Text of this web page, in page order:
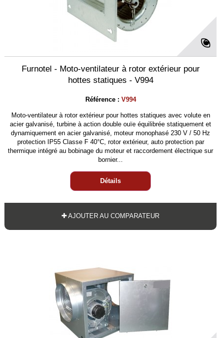
Furnotel - Moto-ventilateur à rotor extérieur pour
hottes statiques - V994
Référence : V994
Moto-ventilateur à rotor extérieur pour hottes statiques avec volute en
acier galvanisé, turbine à action double ouïe équilibrée statiquement et
dynamiquement en acier galvanisé, moteur monophasé 230 V / 50 Hz
protection IP55 Classe F 40°C, rotor extérieur, auto protection par
thermique intégré au bobinage du moteur et raccordement électrique sur
bornier...
Détails
AJOUTER AU COMPARATEUR